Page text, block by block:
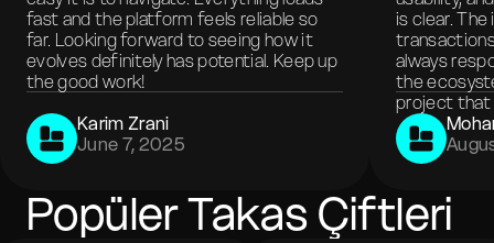
fast and the platform feels reliable so
far. Looking forward to seeing how it
evolves definitely has potential. Keep up
the good work!
Karim Zrani
June 7, 2025
is clear.
always
the
project that
Popüler Takas Çiftleri